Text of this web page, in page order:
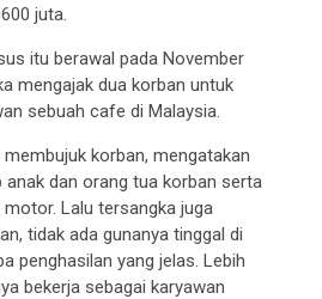
juta.
itu berawal pada November
mengajak dua korban untuk
sebuah cafe di Malaysia.
korban, mengatakan
dan orang tua korban serta
Lalu tersangka juga
tidak ada gunanya tinggal di
penghasilan yang jelas. Lebih
bekerja sebagai karyawan